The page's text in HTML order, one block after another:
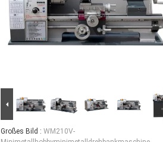
Großes Bild : WM210V-